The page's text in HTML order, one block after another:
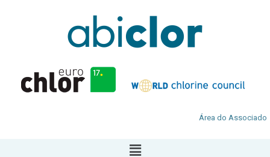
Área do Associado